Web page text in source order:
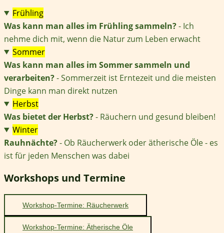
Frühling
Was kann man alles im Frühling sammeln?- Ich
nehme dich mit, wenn die Natur zum Leben erwacht
Sommer
Was kann man alles im Sommer sammeln und
verarbeiten?- Sommerzeit ist Erntezeit und die meisten
Dinge kann man direkt nutzen
Herbst
Was bietet der Herbst?- Räuchern und gesund bleiben!
Winter
Rauhnächte?- Ob Räucherwerk oder ätherische Öle - es
ist für jeden Menschen was dabei
Workshops und Termine
Workshop-Termine: Räucherwerk
Workshop-Termine: Ätherische Öle